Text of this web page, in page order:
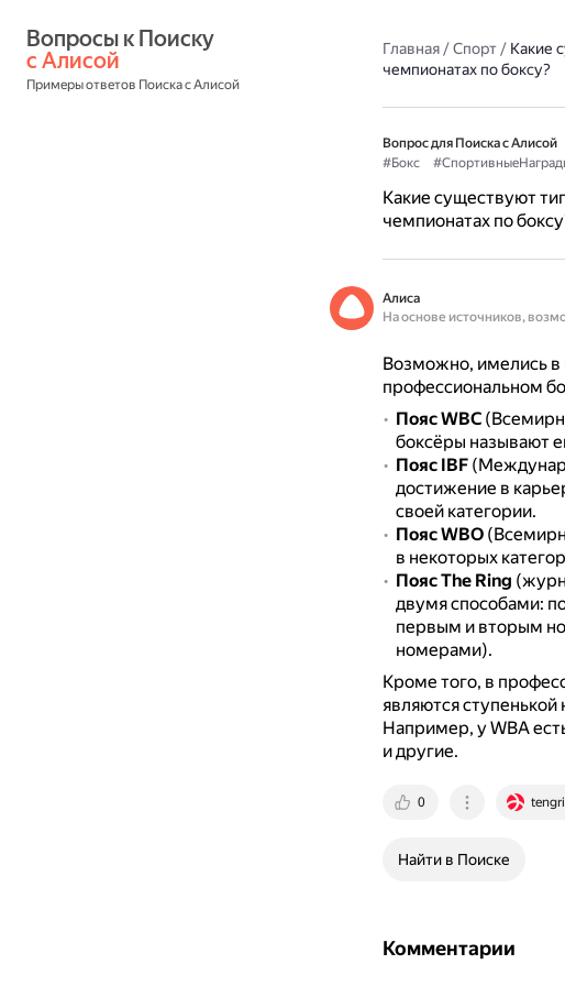
с Алисой
Примеры ответов Поиска с Алисой
Главная/Спорт/ Какие
чемпионатах по боксу?
Вопрос для Поиска с Алисой
#Бокс
Какие существуют
чемпионатах по
Алиса
На основе источников,
Возможно, имелись в
профессиональном
Пояс WBC
боксёры называют
Пояс IBF
достижение в
своей категории.
Пояс WBO
в некоторых
Пояс The Ring
двумя способами:
первым и вторым
номерами).
Кроме того, в
являются ступенькой
Например, у WBA
и другие.
0
Найти в Поиске
Комментарии